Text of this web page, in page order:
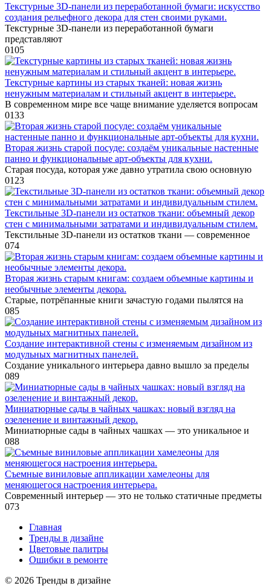
Текстурные 3D-панели из переработанной бумаги: искусство
создания рельефного декора для стен своими руками.
Текстурные 3D-панели из переработанной бумаги
представляют
0105
Текстурные картины из старых тканей: новая жизнь
ненужным материалам и стильный акцент в интерьере.
В современном мире все чаще внимание уделяется вопросам
0133
Вторая жизнь старой посуде: создаём уникальные настенные
панно и функциональные арт-объекты для кухни.
Старая посуда, которая уже давно утратила свою основную
0123
Текстильные 3D-панели из остатков ткани: объемный декор
стен с минимальными затратами и индивидуальным стилем.
Текстильные 3D-панели из остатков ткани — современное
074
Вторая жизнь старым книгам: создаем объемные картины и
необычные элементы декора.
Старые, потрёпанные книги зачастую годами пылятся на
085
Создание интерактивной стены с изменяемым дизайном из
модульных магнитных панелей.
Создание уникального интерьера давно вышло за пределы
089
Миниатюрные сады в чайных чашках: новый взгляд на
озеленение и винтажный декор.
Миниатюрные сады в чайных чашках — это уникальное и
088
Съемные виниловые аппликации хамелеоны для
меняющегося настроения интерьера.
Современный интерьер — это не только статичные предметы
073
Главная
Тренды в дизайне
Цветовые палитры
Ошибки в ремонте
© 2026 Тренды в дизайне